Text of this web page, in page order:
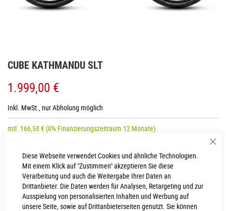
Diese Webseite verwendet Cookies und ähnliche Technologien.
Mit einem Klick auf "Zustimmen" akzeptieren Sie diese
Verarbeitung und auch die Weitergabe Ihrer Daten an
Drittanbieter. Die Daten werden für Analysen, Retargeting und zur
Ausspielung von personalisierten Inhalten und Werbung auf
unsere Seite, sowie auf Drittanbieterseiten genutzt. Sie können
Anfang
Bildgalerie
CUBE KATHMANDU SLT
1.999,00 €
Inkl. MwSt., nur Abholung möglich
mtl. 166,58 €(0% Finanzierungszeitraum 12 Monate)
RAHMENHÖHE
50 cm
58 cm